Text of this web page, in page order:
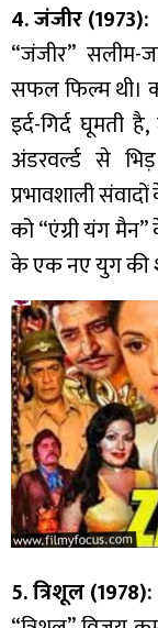
4. जंजीर (1973):
“जंजीर”
सफल फिल्म थी।
इर्द-गिर्द घूमती
अंडरवर्ल्ड से
प्रभावशाली
को “एंग्री यंग
के एक नए युग की
5. त्रिशूल (1978):